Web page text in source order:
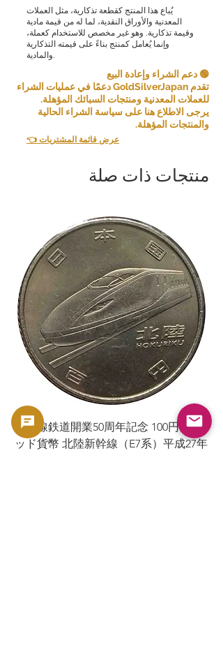
يُباع هذا المنتج كقطعة تذكارية، مثل العملات
المعدنية والأوراق النقدية، لما له من قيمة مادية
وقيمة تذكارية. وهو غير مخصص للاستخدام كعملة،
وإنما يُعامل كمنتج بناءً على قيمته التذكارية
🟢 دعم الشراء وإعادة البيع
تقدم GoldSilverJapan دعمًا في عمليات الشراء
للعملات المعدنية ومنتجات السبائك المؤهلة.
يرجى الاطلاع هنا على سياسة الشراء الحالية
والمنتجات المؤهلة.
👈 عرض قائمة المشتريات
منتجات ذات صلة
新幹線鉄道開業50周年記念 100円クラ
ッド貨幣 北陸新幹線（E7系）平成27年